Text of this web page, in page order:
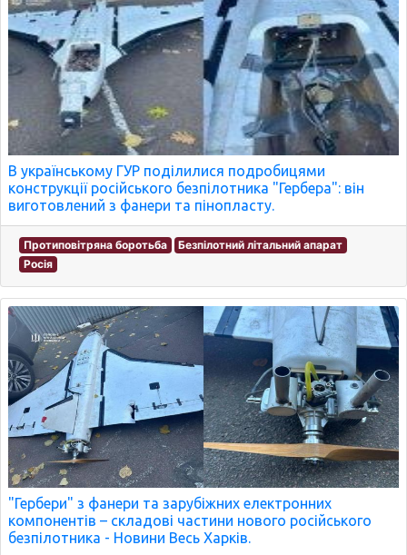
В українському ГУР поділилися подробицями
конструкції російського безпілотника "Гербера": він
виготовлений з фанери та пінопласту.
Протиповітряна боротьба
Безпілотний літальний апарат
Росія
"Гербери" з фанери та зарубіжних електронних
компонентів – складові частини нового російського
безпілотника - Новини Весь Харків.